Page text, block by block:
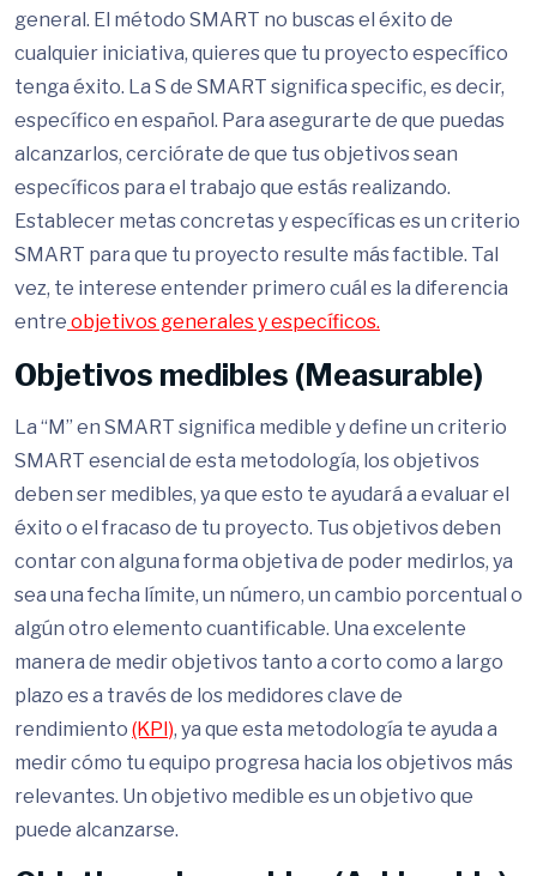
general. El método SMART no buscas el éxito de
cualquier iniciativa, quieres que tu proyecto específico
tenga éxito. La S de SMART significa specific, es decir,
específico en español. Para asegurarte de que puedas
alcanzarlos, cerciórate de que tus objetivos sean
específicos para el trabajo que estás realizando.
Establecer metas concretas y específicas es un criterio
SMART para que tu proyecto resulte más factible. Tal
vez, te interese entender primero cuál es la diferencia
entre objetivos generales y específicos.
Objetivos medibles (Measurable)
La “M” en SMART significa medible y define un criterio
SMART esencial de esta metodología, los objetivos
deben ser medibles, ya que esto te ayudará a evaluar el
éxito o el fracaso de tu proyecto. Tus objetivos deben
contar con alguna forma objetiva de poder medirlos, ya
sea una fecha límite, un número, un cambio porcentual o
algún otro elemento cuantificable. Una excelente
manera de medir objetivos tanto a corto como a largo
plazo es a través de los medidores clave de
rendimiento (KPI), ya que esta metodología te ayuda a
medir cómo tu equipo progresa hacia los objetivos más
relevantes. Un objetivo medible es un objetivo que
puede alcanzarse.